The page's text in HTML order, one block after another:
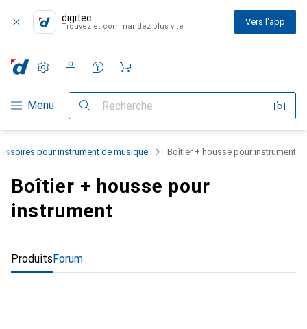
digitec
Trouvez et commandez plus vite Vers l'app
Navigation par catégorie
Menu Recherche
Paramètres
Compte client
Listes de comparaison
Listes d'envies
Panier
pour instrument de musique Boîtier + housse pour instrument
Boîtier + housse pour
instrument
ProduitsForum